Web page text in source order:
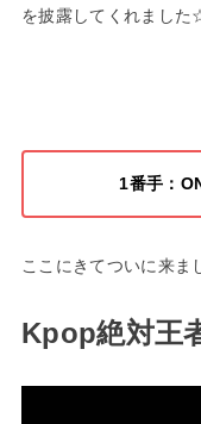
を披露してくれました
1番手：
ここにきてついに来ま
Kpop絶対王